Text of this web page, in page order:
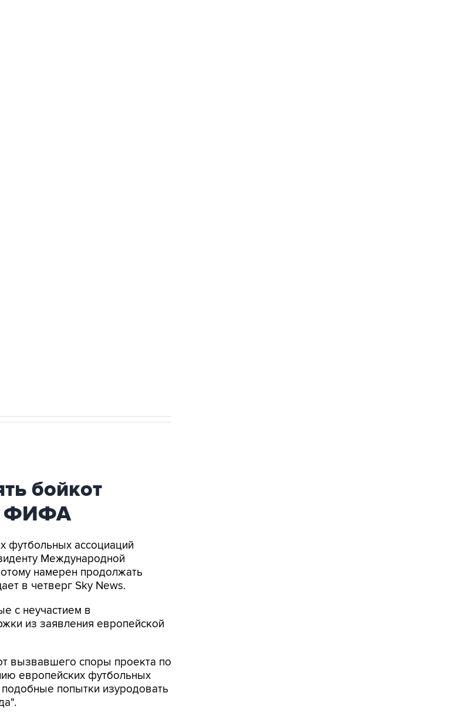
бойкот
ФИФА
футбольных ассоциаций
Международной
намерен продолжать
в четверг Sky News.
с неучастием в
из заявления европейской
вызвавшего споры проекта по
европейских футбольных
попытки изуродовать